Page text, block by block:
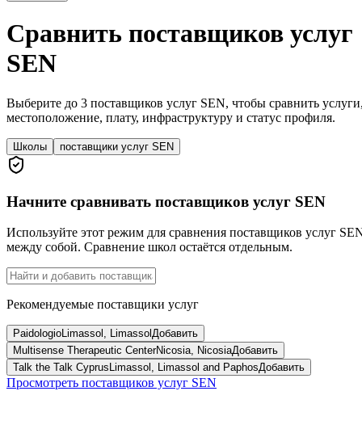
Сравнить поставщиков услуг
SEN
Выберите до 3 поставщиков услуг SEN, чтобы сравнить
местоположение, плату, инфраструктуру и статус профиля.
Школы поставщики услуг SEN
Начните сравнивать поставщиков услуг SEN
Используйте этот режим для сравнения поставщиков услуг
между собой. Сравнение школ остаётся отдельным.
Рекомендуемые поставщики услуг
PaidologioLimassol, Limassol Добавить
Multisense Therapeutic CenterNicosia, NicosiaДобавить
Talk the Talk Cyprus Limassol, Limassol and PaphosДобавить
Просмотреть поставщиков услуг SEN